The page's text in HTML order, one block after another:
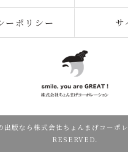
ーポリシー サ
出版なら株式会社ちょんまげコーポ
RESERVED.